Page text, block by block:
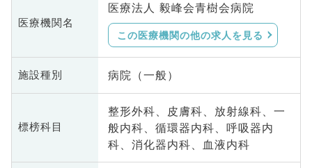
医療機関名
医療法人 毅峰会青樹会病院
この医療機関の他の求人を見る
施設種別 病院（一般）
標榜科目
整形外科、皮膚科、放射線科、一
般内科、循環器内科、呼吸器内
科、消化器内科、血液内科